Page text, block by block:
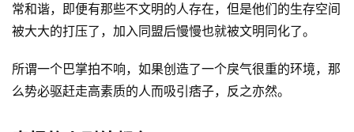
常和谐，即便有那些不文明的人存在，但是他们的生存空间
被大大的打压了，加入同盟后慢慢也就被文明同化了。
所谓一个巴掌拍不响，如果创造了一个戾气很重的环境，那
么势必驱赶走高素质的人而吸引痞子，反之亦然。